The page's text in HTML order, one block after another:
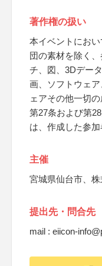
著作権の扱い
本イベントにお
団の素材を除く
チ、図、3Dデー
画、ソフトウェ
ェアその他一切
第27条および第
は、作成した参
主催
宮城県仙台市、
提出先・問合先
mail : eiicon-